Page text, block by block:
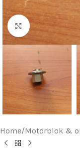
Klik voor
Home/Motorblok &